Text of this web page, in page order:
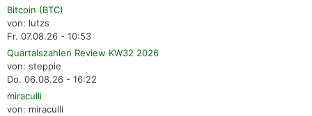
Bitcoin (BTC)
von: lutzs
Fr. 07.08.26 - 10:53
Quartalszahlen Review KW32 2026
von: steppie
Do. 06.08.26 - 16:22
miraculli
von: miraculli